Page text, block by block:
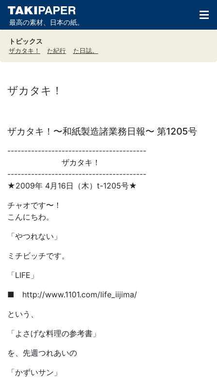
最高の素材、日本の紙。
トピックス
ザカタキ！ た紀行 た日誌。
ザカタキ！
ザカタキ！〜和紙製造諸業務日報〜 第1205号
-----------------------------------------
ザカタキ！
-----------------------------------------
★2009年 4月16日（木）t-1205号★
チャオです〜！
こんにちわ。
「やつれない」
ミチビッチです。
「LIFE」
■ http://www.1101.com/life_iijima/
という、
「よさげな料理の参考書」
を、先週つれあいの
「かずいサン」